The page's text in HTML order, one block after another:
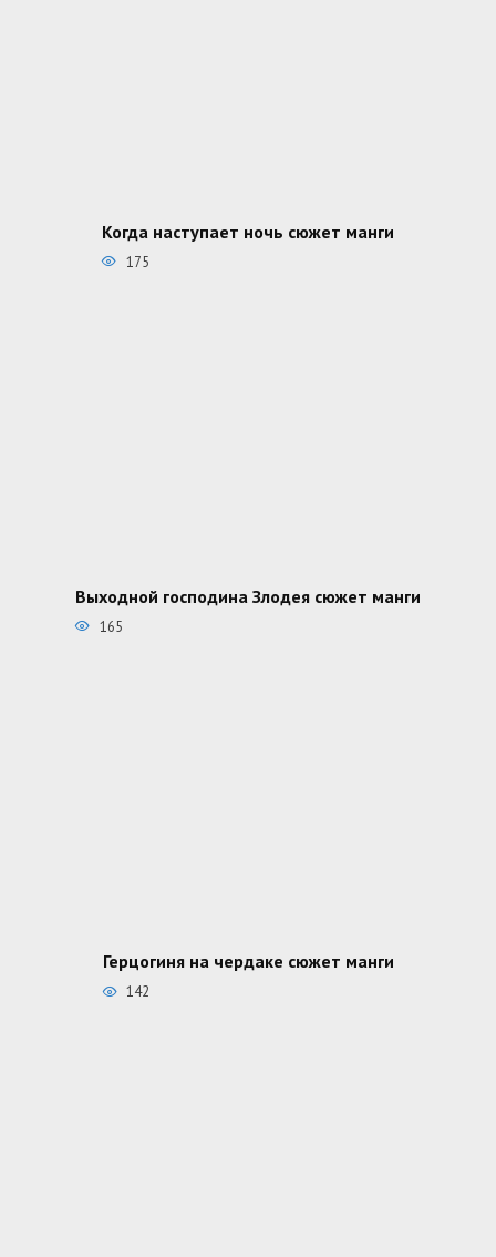
Когда наступает ночь сюжет манги
175
Выходной господина Злодея сюжет манги
165
Герцогиня на чердаке сюжет манги
142